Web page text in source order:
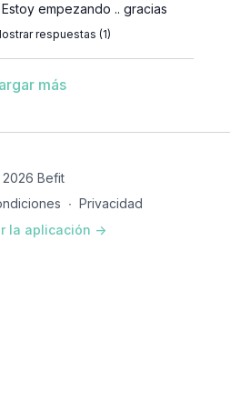
empezando .. gracias
respuestas (1)
más
Befit
∙ Privacidad
la aplicación ->